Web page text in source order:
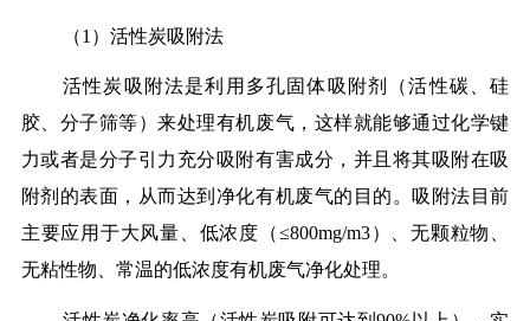
（1）活性炭吸附法
活性炭吸附法是利用多孔固体吸附剂（活性碳、硅
胶、分子筛等）来处理有机废气，这样就能够通过化学键
力或者是分子引力充分吸附有害成分，并且将其吸附在吸
附剂的表面，从而达到净化有机废气的目的。吸附法目前
主要应用于大风量、低浓度（≤800mg/m3）、无颗粒物、
无粘性物、常温的低浓度有机废气净化处理。